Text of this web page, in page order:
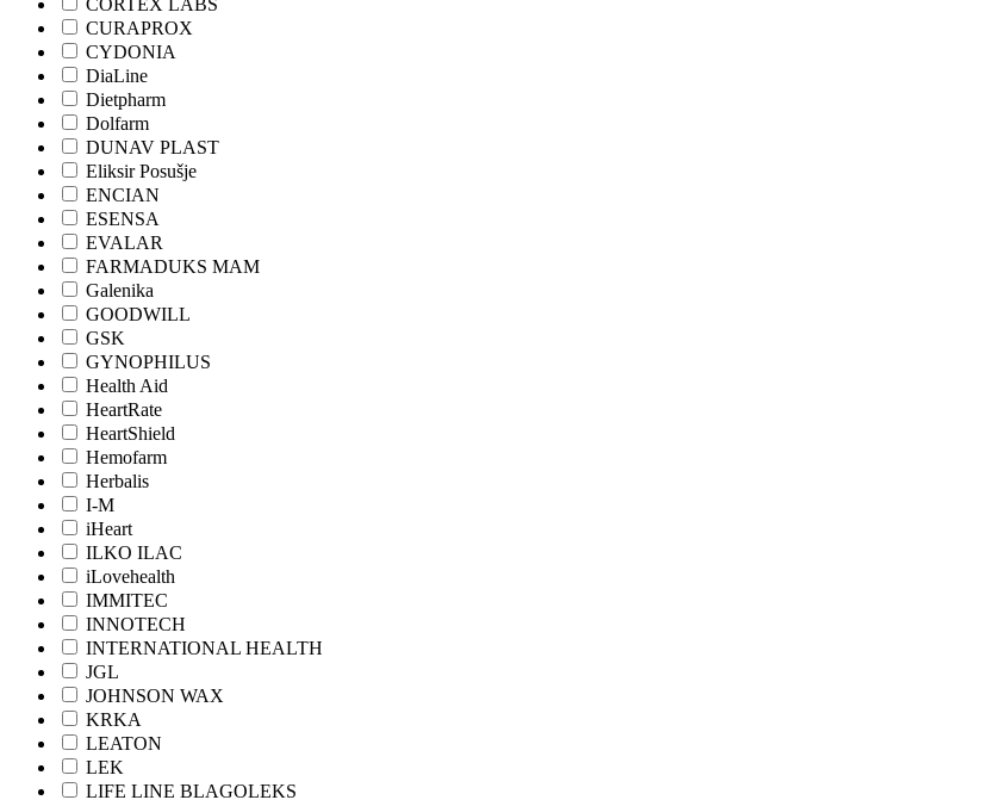
CURAPROX
CYDONIA
DiaLine
Dietpharm
Dolfarm
DUNAV PLAST
Eliksir Posušje
ENCIAN
ESENSA
EVALAR
FARMADUKS MAM
Galenika
GOODWILL
GSK
GYNOPHILUS
Health Aid
HeartRate
HeartShield
Hemofarm
Herbalis
I-M
iHeart
ILKO ILAC
iLovehealth
IMMITEC
INNOTECH
INTERNATIONAL HEALTH
JGL
JOHNSON WAX
KRKA
LEATON
LEK
LIFE LINE BLAGOLEKS